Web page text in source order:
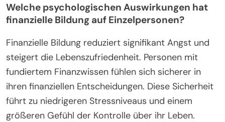
Welche psychologischen Auswirkungen hat
finanzielle Bildung auf Einzelpersonen?
Finanzielle Bildung reduziert signifikant Angst und
steigert die Lebenszufriedenheit. Personen mit
fundiertem Finanzwissen fühlen sich sicherer in
ihren finanziellen Entscheidungen. Diese Sicherheit
führt zu niedrigeren Stressniveaus und einem
größeren Gefühl der Kontrolle über ihr Leben.